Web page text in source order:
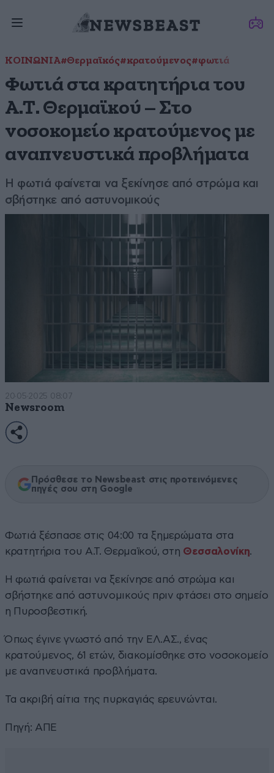
ΚΟΙΝΩΝΙΑ#Θερμαϊκός#κρατούμενος#φωτιά
Φωτιά στα κρατητήρια του
Α.Τ. Θερμαϊκού – Στο
νοσοκομείο κρατούμενος με
αναπνευστικά προβλήματα
Η φωτιά φαίνεται να ξεκίνησε από στρώμα και
σβήστηκε από αστυνομικούς
20·05·2025 08:07
Newsroom
Πρόσθεσε το Newsbeast στις προτεινόμενες
πηγές σου στη Google
Φωτιά ξέσπασε στις 04:00 τα ξημερώματα στα
κρατητήρια του Α.Τ. Θερμαϊκού, στη Θεσσαλονίκη.
Η φωτιά φαίνεται να ξεκίνησε από στρώμα και
σβήστηκε από αστυνομικούς πριν φτάσει στο σημείο
η Πυροσβεστική.
Όπως έγινε γνωστό από την ΕΛ.ΑΣ., ένας
κρατούμενος, 61 ετών, διακομίσθηκε στο νοσοκομείο
με αναπνευστικά προβλήματα.
Τα ακριβή αίτια της πυρκαγιάς ερευνώνται.
Πηγή: ΑΠΕ